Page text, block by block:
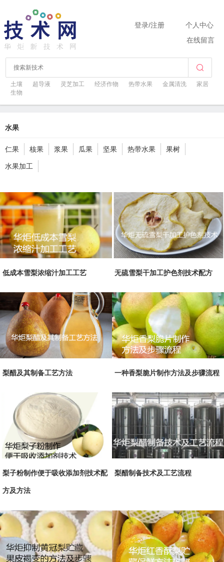
土壤 超导液 灵芝加工 经济作物 热带水果 金属清洗
家居
生物
登录/注册
个人中心
在线留言
水果
仁果 核果 浆果 瓜果 坚果 热带水果 果树
水果加工
低成本雪梨浓缩汁加工工艺 无硫雪梨干加工护色剂技术配方
梨醋及其制备工艺方法 一种香梨脆片制作方法及步骤流程
梨子粉制作便于吸收添加剂技术配
方及方法
梨醋制备技术及工艺流程